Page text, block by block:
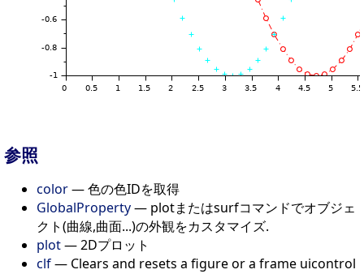
参照
color— 色の色IDを取得
GlobalProperty— plotまたはsurfコマンドでオブジェ
クト(曲線,曲面...)の外観をカスタマイズ.
plot— 2Dプロット
clf— Clears and resets a figure or a frame uicontrol